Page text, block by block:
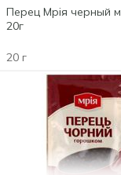
Перец Мрія черный
20г
20 г